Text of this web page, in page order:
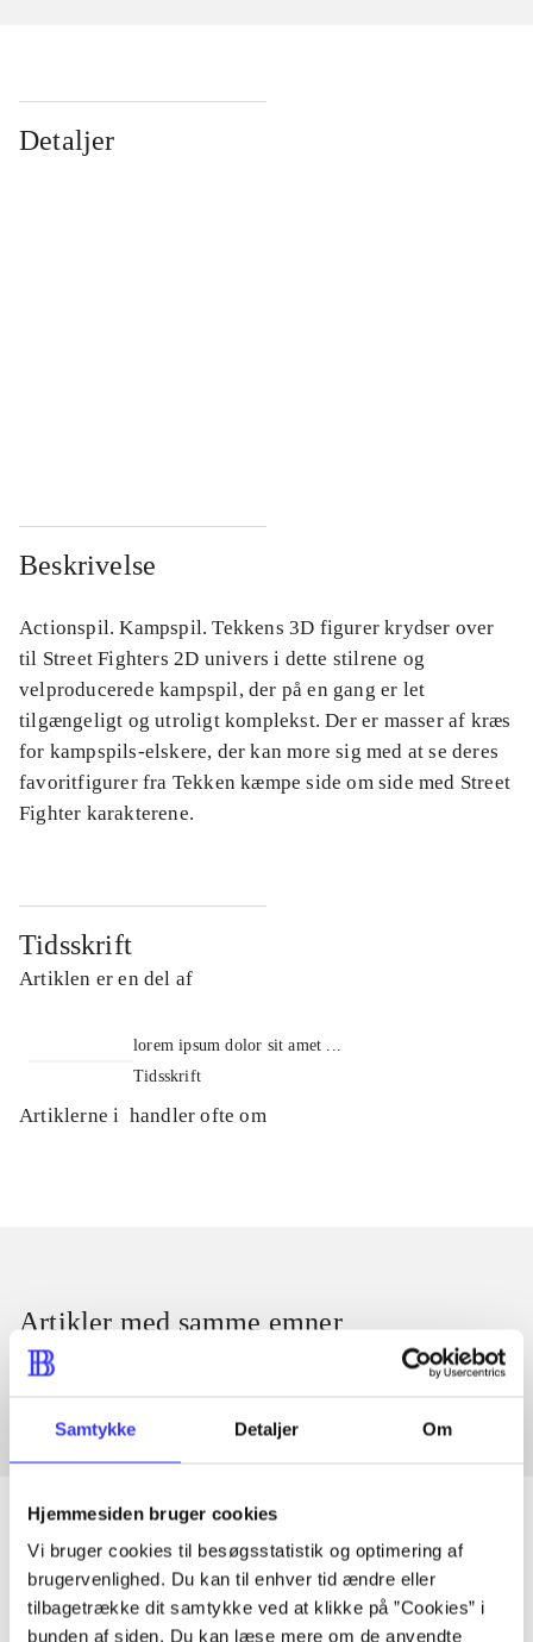
Samtykke Detaljer Om
Hjemmesiden bruger cookies
Vi bruger cookies til besøgsstatistik og optimering af
brugervenlighed. Du kan til enhver tid ændre eller
tilbagetrække dit samtykke ved at klikke på ”Cookies” i
bunden af siden. Du kan læse mere om de anvendte
Detaljer
Beskrivelse
Actionspil. Kampspil. Tekkens 3D figurer krydser over
til Street Fighters 2D univers i dette stilrene og
velproducerede kampspil, der på en gang er let
tilgængeligt og utroligt komplekst. Der er masser af kræs
for kampspils-elskere, der kan more sig med at se deres
favoritfigurer fra Tekken kæmpe side om side med Street
Fighter karakterene.
Tidsskrift
Artiklen er en del af
lorem ipsum dolor sit amet ...
Tidsskrift
Artiklerne i handler ofte om
Artikler med samme emner
Fra
Artikler
Alle registrerede artikler fordelt på udgivelser